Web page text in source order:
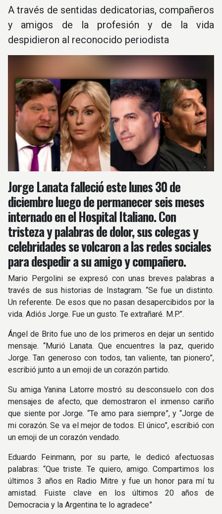
A través de sentidas dedicatorias, compañeros
y amigos de la profesión y de la vida
despidieron al reconocido periodista
Jorge Lanata falleció este lunes 30 de
diciembre luego de permanecer seis meses
internado en el Hospital Italiano. Con
tristeza y palabras de dolor, sus colegas y
celebridades se volcaron a las redes sociales
para despedir a su amigo y compañero.
Mario Pergolini se expresó con unas breves palabras a
través de sus historias de Instagram. “Se fue un distinto.
Un referente. De esos que no pasan desapercibidos por la
vida. Adiós Jorge. Fue un gusto. Te extrañaré. M.P.”.
Ángel de Brito fue uno de los primeros en dejar un sentido
mensaje. “Murió Lanata. Que encuentres la paz, querido
Jorge. Tan generoso con todos, tan valiente, tan pionero”,
escribió junto a un emoji de un corazón partido.
Su amiga Yanina Latorre mostró su desconsuelo con dos
mensajes de afecto, que demostraron el inmenso cariño
que siente por Jorge. “Te amo para siempre”, y “Jorge de
mi corazón. Se va el mejor de todos. El único”, escribió con
un emoji de un corazón vendado.
Eduardo Feinmann, por su parte, le dedicó afectuosas
palabras: “Que triste. Te quiero, amigo. Compartimos los
últimos 3 años en Radio Mitre y fue un honor para mí tu
amistad. Fuiste clave en los últimos 20 años de
Democracia y la Argentina te lo agradece”